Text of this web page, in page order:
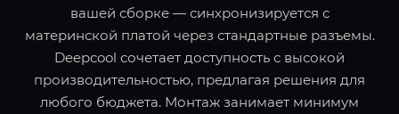
вашей сборке — синхронизируется с
материнской платой через стандартные разъемы.
Deepcool сочетает доступность с высокой
производительностью, предлагая решения для
любого бюджета. Монтаж занимает минимум